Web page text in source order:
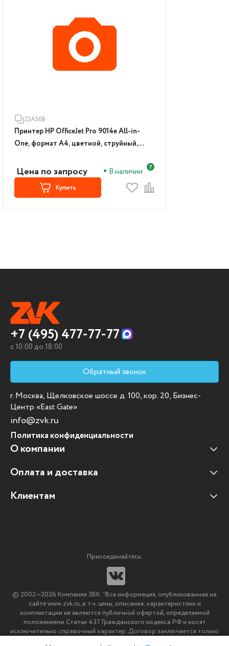
22A56B
Принтер HP OfficeJet Pro 9014e All-in-
One, формат А4, цветной, струйный,
Цена по запросу В наличии
Купить
+7 (495) 477-77-77
c 10:00 до 18:00
Обратный звонок
г. Москва, Щелковское шоссе д. 100, кор. 20, Бизнес-
Центр «East Gate»
info@zvk.ru
Политика конфиденциальности
О компании
Наши клиенты
Отзывы клиентов
Оплата и доставка
Оплата и доставка
Клиентам
Мультимедийное оборудование
Импортозамещение ПО
© 2002—2026 Компания ЗВК. *Вся информация, опубликованная на
сайте www.zvk.ru, в т.ч. цены, описания, характеристики и
комплектации не являются публичной офертой, определяемой
положениями Статьи 437 Гражданского кодекса РФ и носят
исключительно справочный характер. Договор заключается только
Присоединяйтесь: